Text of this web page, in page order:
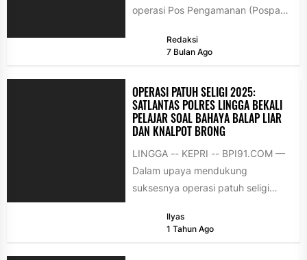
operasi Pos Pengamanan (Pospam)
Pondok Gede...
Redaksi
7 Bulan Ago
OPERASI PATUH SELIGI 2025:
SATLANTAS POLRES LINGGA BEKALI
PELAJAR SOAL BAHAYA BALAP LIAR
DAN KNALPOT BRONG
LINGGA -- KEPRI -- BPI91.COM —
Dalam upaya mendukung
suksesnya operasi patuh seligi
Lalu Lintas kembali...
Ilyas
1 Tahun Ago